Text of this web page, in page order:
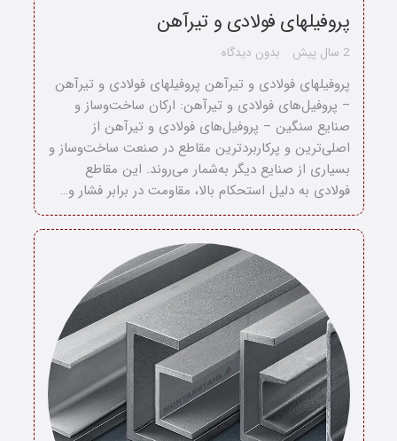
پروفیلهای فولادی و تیرآهن
2 سال پیش بدون دیدگاه
پروفیلهای فولادی و تیرآهن پروفیلهای فولادی و تیرآهن
– پروفیل‌های فولادی و تیرآهن: ارکان ساخت‌وساز و
صنایع سنگین – پروفیل‌های فولادی و تیرآهن از
اصلی‌ترین و پرکاربردترین مقاطع در صنعت ساخت‌وساز و
بسیاری از صنایع دیگر به‌شمار می‌روند. این مقاطع
فولادی به دلیل استحکام بالا، مقاومت در برابر فشار و…